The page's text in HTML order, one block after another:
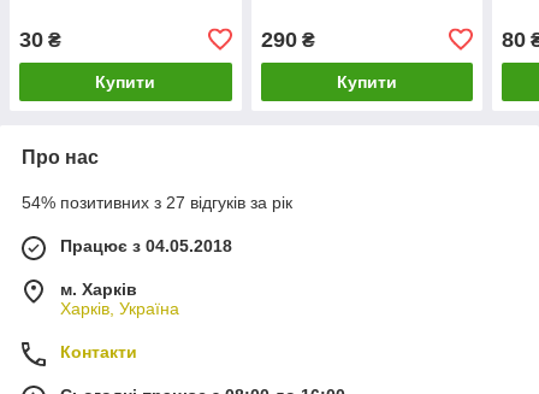
30 ₴
Купити
290₴
Купити
80
Про нас
54% позитивних з 27 відгуків за рік
Працює з 04.05.2018
м. Харків
Харків, Україна
Контакти